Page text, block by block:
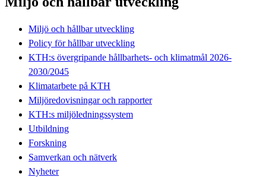
Miljö och hållbar utveckling
Policy för hållbar utveckling
KTH:s övergripande hållbarhets- och klimatmål 2026-
2030/2045
Klimatarbete på KTH
Miljöredovisningar och rapporter
KTH:s miljöledningssystem
Utbildning
Forskning
Samverkan och nätverk
Nyheter